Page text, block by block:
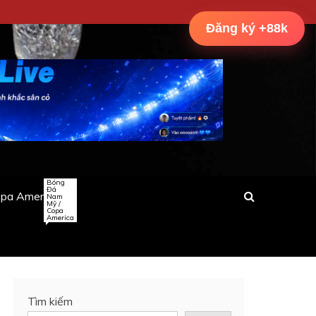
America
Bóng
Đá
Nam
Mỹ /
Copa
America
Tìm kiếm
Đăng ký +88k